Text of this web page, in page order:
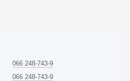
066 248-743-9
066 248-743-9